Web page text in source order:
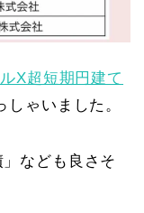
X超短期円建て
ゃいました。
なども良さそ